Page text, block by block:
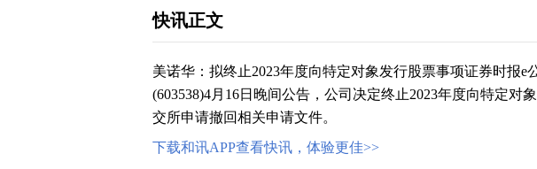
快讯正文
美诺华：拟终止2023年度向特定对象发行股票事项证券时报e
(603538)4月16日晚间公告，公司决定终止2023年度向特定对
交所申请撤回相关申请文件。
下载和讯APP查看快讯，体验更佳>>